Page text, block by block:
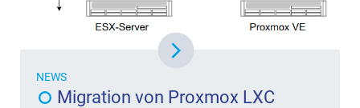
NEWS
Migration von Proxmox LXC